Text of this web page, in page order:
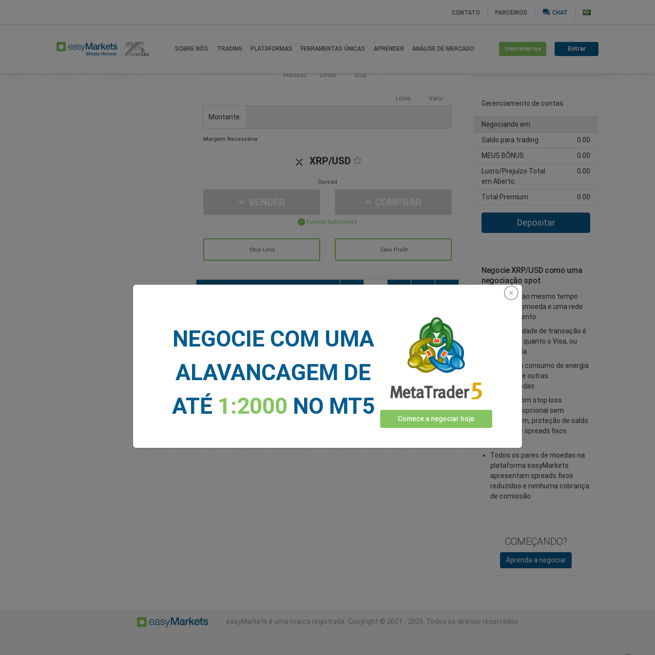
CONTATO PARCEIROS question_answer CHAT
SOBRE NÓS TRADING PLATAFORMAS FERRAMENTAS ÚNICAS APRENDER ANÁLISE DE MERCADO Inscrever-se Entrar
Mercado Limite Stop
Lotes Valor
Montante:
Margem Necessária:
XRP/USD
Spread
Fundos Suficientes
Stop Loss Take Profit
Criar Conta de Trading
Gerenciamento de contas
Negociando em
Saldo para trading
0.00
MEUS BÔNUS
0.00
Lucro/Prejuízo Total
em Aberto
0.00
Total Premium 0.00
Depositar
Negocie XRP/USD como uma
negociação spot
A Ripple é ao mesmo tempo
uma criptomoeda e uma rede
de pagamento
Sua velocidade de transação é
tão rápida quanto o Visa, ou
mais rápida
Possui um consumo de energia
do que o de outras
criptomoedas
Negocie com stop loss
garantido opcional sem
derrapagem, proteção de saldo
negativo e spreads fixos
Todos os pares de moedas na
plataforma easyMarkets
apresentam spreads fixos
reduzidos e nenhuma cobrança
de comissão
COMEÇANDO?
Aprenda a negociar
easyMarkets é uma marca registrada. Copyright © 2001 - 2026. Todos os direitos reservados.
NEGOCIE COM UMA
ALAVANCAGEM DE
ATÉ 1:2000 NO MT5 Comece a negociar hoje